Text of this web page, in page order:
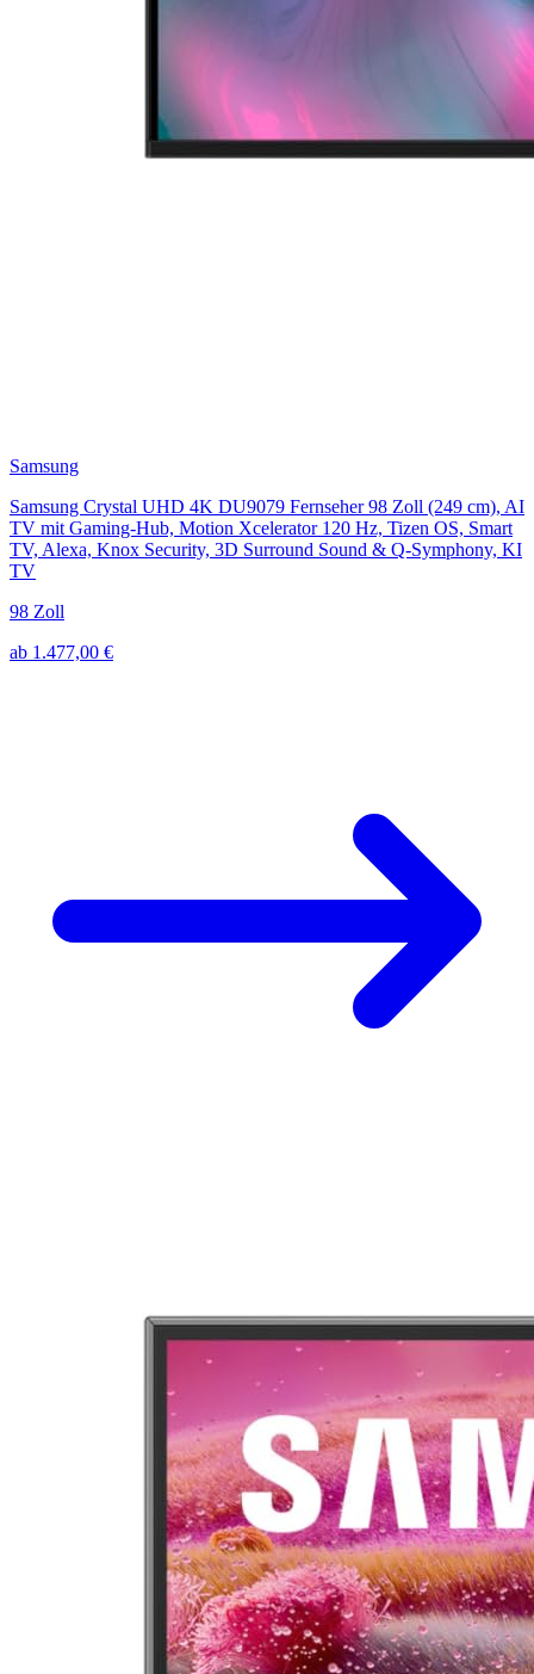
Samsung
Samsung Crystal UHD 4K DU9079 Fernseher 98 Zoll (249 cm), AI
TV mit Gaming-Hub, Motion Xcelerator 120 Hz, Tizen OS, Smart
TV, Alexa, Knox Security, 3D Surround Sound & Q-Symphony, KI
TV
98 Zoll
ab 1.477,00 €